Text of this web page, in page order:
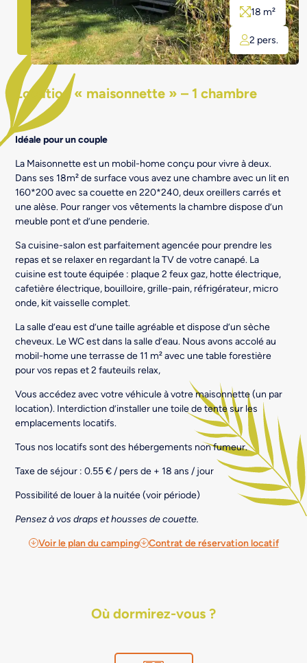
18 m²
2 pers.
Location « maisonnette » – 1 chambre
Idéale pour un couple
La Maisonnette est un mobil-home conçu pour vivre à deux.
Dans ses 18m² de surface vous avez une chambre avec un lit en
160*200 avec sa couette en 220*240, deux oreillers carrés et
une alèse. Pour ranger vos vêtements la chambre dispose d’un
meuble pont et d’une penderie.
Sa cuisine-salon est parfaitement agencée pour prendre les
repas et se relaxer en regardant la TV de votre canapé. La
cuisine est toute équipée : plaque 2 feux gaz, hotte électrique,
cafetière électrique, bouilloire, grille-pain, réfrigérateur, micro
onde, kit vaisselle complet.
La salle d’eau est d’une taille agréable et dispose d’un sèche
cheveux. Le WC est dans la salle d’eau. Nous avons accolé au
mobil-home une terrasse de 11 m² avec une table forestière
pour vos repas et 2 fauteuils relax,
Vous accédez avec votre véhicule à votre maisonnette (un par
location). Interdiction d’installer une toile de tente sur les
emplacements locatifs.
Tous nos locatifs sont des hébergements non fumeur.
Taxe de séjour : 0.55 € / pers de + 18 ans / jour
Possibilité de louer à la nuitée (voir période)
Pensez à vos draps et housses de couette.
Voir le plan du camping Contrat de réservation locatif
Où dormirez-vous ?